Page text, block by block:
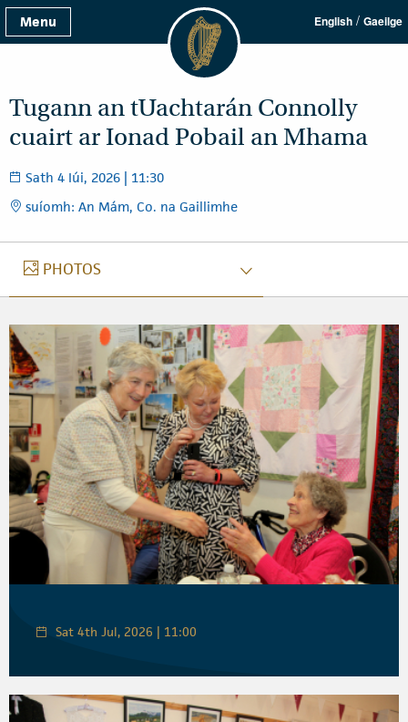
Menu English / Gaeilge
Tugann an tUachtarán Connolly
cuairt ar Ionad Pobail an Mhama
Sath 4 Iúi, 2026 | 11:30
suíomh: An Mám, Co. na Gaillimhe
GRIANGHRAIF
PHOTOS
Sat 4th Jul, 2026 | 11:00